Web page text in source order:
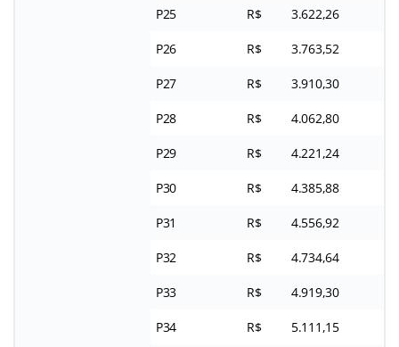
P25 R$ 3.622,26
P26 R$ 3.763,52
P27 R$ 3.910,30
P28 R$ 4.062,80
P29 R$ 4.221,24
P30 R$ 4.385,88
P31 R$ 4.556,92
P32 R$ 4.734,64
P33 R$ 4.919,30
P34 R$ 5.111,15